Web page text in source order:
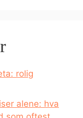
rolig
alene: hva